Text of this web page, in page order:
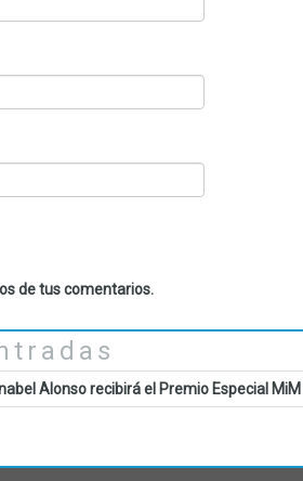
de tus comentarios.
Alonso recibirá el Premio Especial